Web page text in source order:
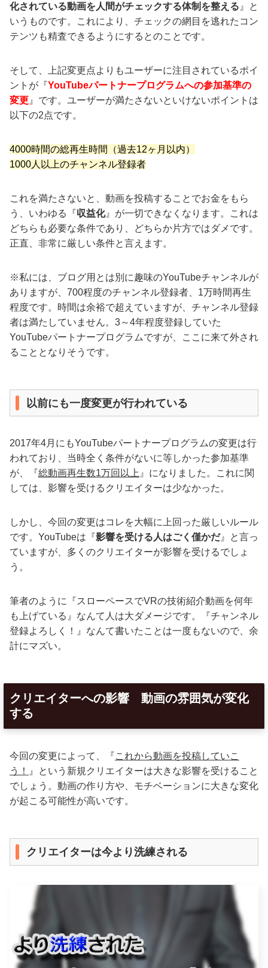
化されている動画を人間がチェックする体制を整える 』と
いうものです。これにより、チェックの網目を逃れたコン
テンツも精査できるようにするとのことです。
そして、上記変更点よりもユーザーに注目されているポイ
ントが『YouTubeパートナープログラムへの参加基準の
変更 』です。ユーザーが満たさないといけないポイントは
以下の2点です。
4000時間の総再生時間（過去12ヶ月以内）
1000人以上のチャンネル登録者
これを満たさないと、動画を投稿することでお金をもら
う、いわゆる『収益化』が一切できなくなります。これは
どちらも必要な条件であり、どちらか片方ではダメです。
正直、非常に厳しい条件と言えます。
※私には、ブログ用とは別に趣味のYouTubeチャンネルが
ありますが、700程度のチャンネル登録者、1万時間再生
程度です。時間は余裕で超えていますが、チャンネル登録
者は満たしていません。3～4年程度登録していた
YouTubeパートナープログラムですが、ここに来て外され
ることとなりそうです。
以前にも一度変更が行われている
2017年4月にもYouTubeパートナープログラムの変更は行
われており、当時全く条件がないに等しかった参加基準
が、『総動画再生数1万回以上 』になりました。これに関
しては、影響を受けるクリエイターは少なかった。
しかし、今回の変更はコレを大幅に上回った厳しいルール
です。YouTubeは『影響を受ける人はごく僅かだ』と言っ
ていますが、多くのクリエイターが影響を受けるでしょ
う。
筆者のように『スローペースでVRの技術紹介動画を何年
も上げている』なんて人は大ダメージです。『チャンネル
登録よろしく！』なんて書いたことは一度もないので、余
計にマズい。
クリエイターへの影響 動画の雰囲気が変化
する
今回の変更によって、『これから動画を投稿していこ
う！
』という新規クリエイターは大きな影響を受けること
でしょう。動画の作り方や、モチベーションに大きな変化
が起こる可能性が高いです。
クリエイターは今より洗練される